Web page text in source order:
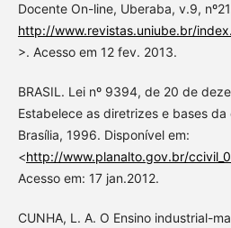
Docente On-line, Uberaba, v.9,
http://www.revistas.uniube.br/
>. Acesso em 12 fev. 2013.
BRASIL. Lei nº 9394, de 20 de
Estabelece as diretrizes e bases
Brasília, 1996. Disponível em:
<http://www.planalto.gov.br/
Acesso em: 17 jan.2012.
CUNHA, L. A. O Ensino industrial-